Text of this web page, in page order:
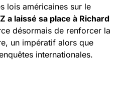
lois américaines sur le
a laissé sa place à Richard
désormais de renforcer la
un impératif alors que
internationales.